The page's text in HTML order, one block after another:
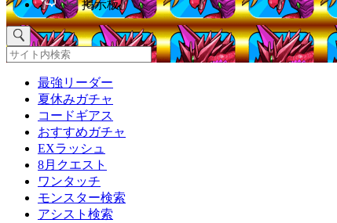
掲示板
最強リーダー
夏休みガチャ
コードギアス
おすすめガチャ
EXラッシュ
8月クエスト
ワンタッチ
モンスター検索
アシスト検索